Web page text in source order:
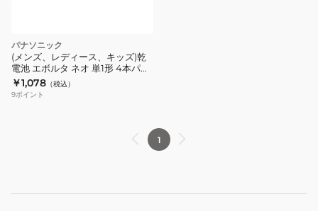
パナソニック
(メンズ、レディース、キッズ)乾
電池 エボルタ ネオ 単1形 4本パッ
ク
￥1,078 （税込）
9ポイント
1